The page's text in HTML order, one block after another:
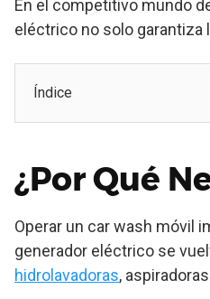
En el competitivo mundo
eléctrico no solo garantiza
Índice
¿Por Qué
Operar un car wash móvil
generador eléctrico se
hidrolavadoras,